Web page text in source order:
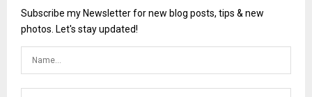
Subscribe my Newsletter for new blog posts, tips & new
photos. Let's stay updated!